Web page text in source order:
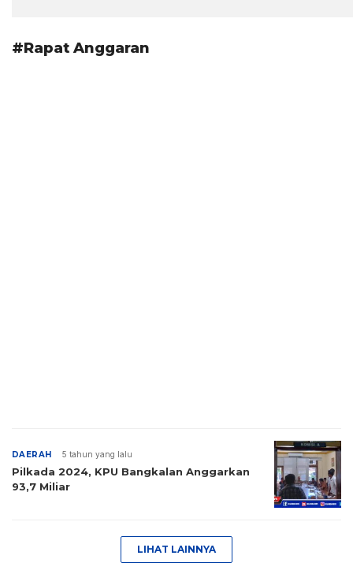
#Rapat Anggaran
DAERAH 5 tahun yang lalu
Pilkada 2024, KPU Bangkalan Anggarkan
93,7 Miliar
LIHAT LAINNYA